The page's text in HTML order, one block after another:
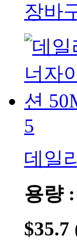
장바
5
데일
용량 :
$35.7